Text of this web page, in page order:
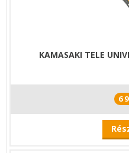
KAMASAKI TELE
6